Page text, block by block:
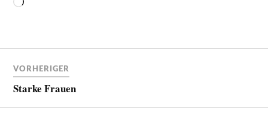
VORHERIGER
Starke Frauen